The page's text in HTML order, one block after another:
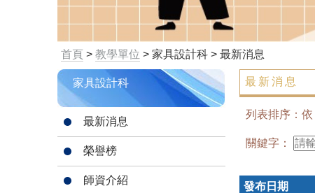
首頁 > 教學單位 > 家具設計科 > 最新消息
家具設計科
最新消息
榮譽榜
師資介紹
最新消息
列表排序：依
關鍵字：
發布日期